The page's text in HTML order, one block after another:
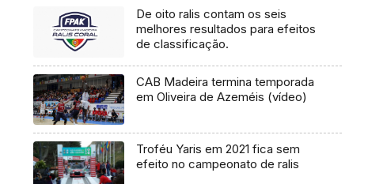
De oito ralis contam os seis
melhores resultados para efeitos
de classificação.
CAB Madeira termina temporada
em Oliveira de Azeméis (vídeo)
Troféu Yaris em 2021 fica sem
efeito no campeonato de ralis